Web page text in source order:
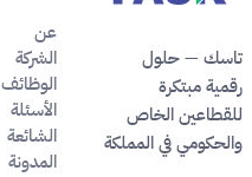
تاسك — حلول
رقمية مبتكرة
للقطاعين الخاص
والحكومي في المملكة
عن
الشركة
الوظائف
الأسئلة
الشائعة
المدونة